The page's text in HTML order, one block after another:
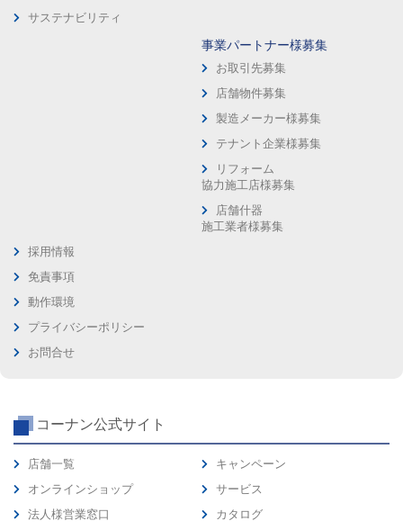
サステナビリティ
事業パートナー様募集
お取引先募集
店舗物件募集
製造メーカー様募集
テナント企業様募集
リフォーム
協力施工店様募集
店舗什器
施工業者様募集
採用情報
免責事項
動作環境
プライバシーポリシー
お問合せ
コーナン公式サイト
店舗一覧
オンラインショップ
法人様営業窓口
キャンペーン
サービス
カタログ